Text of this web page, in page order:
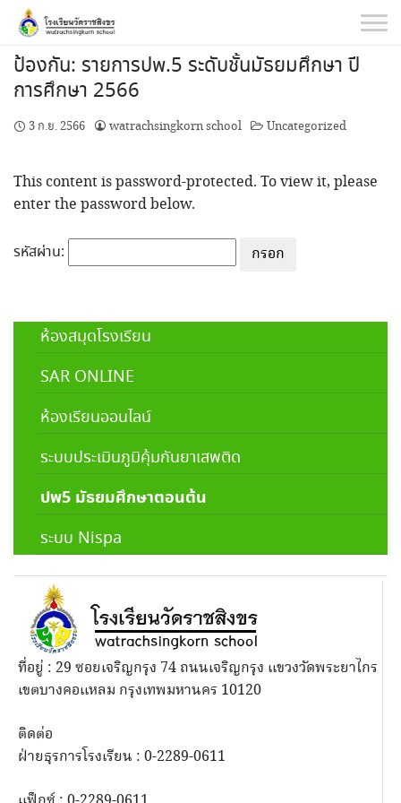
Skip
content
ป้องกัน: รายการปพ.5 ระดับชั้นมัธยมศึกษา ปี
การศึกษา 2566
3 ก.ย. 2566 watrachsingkorn school Uncategorized
This content is password-protected. To view it, please
enter the password below.
รหัสผ่าน:
ห้องสมุดโรงเรียน
SAR ONLINE
ห้องเรียนออนไลน์
ระบบประเมินภูมิคุ้มกันยาเสพติด
ปพ5 มัธยมศึกษาตอนต้น
ระบบ Nispa
ที่อยู่ : 29 ซอยเจริญกรุง 74 ถนนเจริญกรุง แขวงวัดพระยาไกร
เขตบางคอแหลม กรุงเทพมหานคร 10120
ติดต่อ
ฝ่ายธุรการโรงเรียน : 0-2289-0611